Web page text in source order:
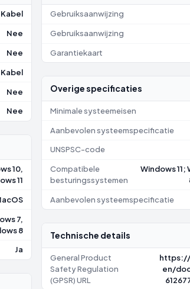
Kabel
Nee
Nee
Kabel
Nee
Nee
10,
11
7,
8
Ja
Gebruiksaanwijzing
Gebruiksaanwijzing
Garantiekaart
Overige specificaties
Minimale systeemeisen
Aanbevolen systeemspecificatie
UNSPSC-code
Compatibele
besturingssystemen
Windows 11;
Aanbevolen systeemspecificatie
Technische details
General Product
Safety Regulation
(GPSR) URL
en/